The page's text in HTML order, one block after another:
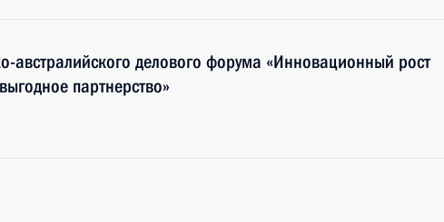
австралийского делового форума «Инновационный рост
партнерство»